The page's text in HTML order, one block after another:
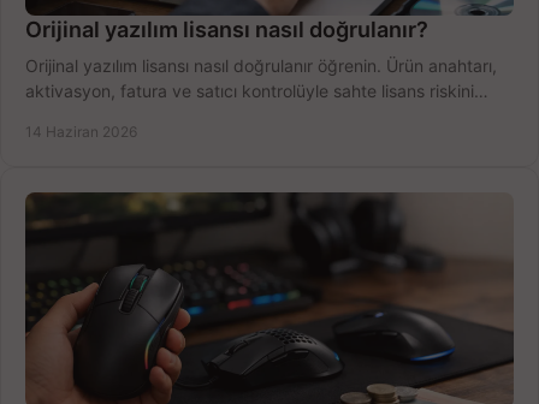
Orijinal yazılım lisansı nasıl doğrulanır?
Orijinal yazılım lisansı nasıl doğrulanır öğrenin. Ürün anahtarı,
aktivasyon, fatura ve satıcı kontrolüyle sahte lisans riskini
14 Haziran 2026